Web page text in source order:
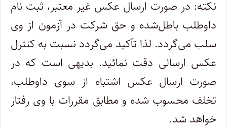
نکته: در صورت ارسال عکس غیر معتبر، ثبت نام
داوطلب باطل‌شده و حق شرکت در آزمون از وی
سلب می‌گردد. لذا تآکید می‌گردد نسبت به کنترل
عکس ارسالی دقت نمائید. بدیهی است که در
صورت ارسال عکس اشتباه از سوی داوطلب،
تخلف محسوب شده و مطابق مقررات با وی رفتار
خواهد شد.